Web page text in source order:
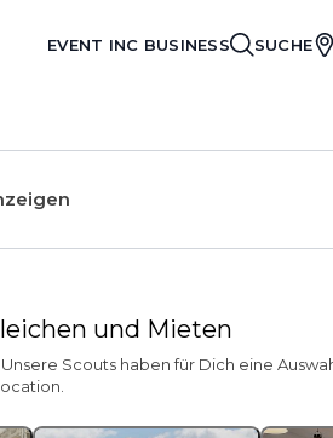
EVENT INC BUSINESS SUCHE
und Mieten
Scouts haben für Dich eine